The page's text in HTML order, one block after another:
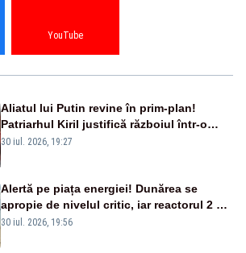
YouTube
Aliatul lui Putin revine în prim-plan!
Patriarhul Kiril justifică războiul într-o
nouă carte
30 iul. 2026, 19:27
Alertă pe piața energiei! Dunărea se
apropie de nivelul critic, iar reactorul 2 de
la Cernavodă ar putea fi oprit
30 iul. 2026, 19:56